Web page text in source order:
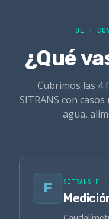
01 ·
¿Qué
Cubrimos las 4
SITRANS con
agua,
F SITRANS F ·